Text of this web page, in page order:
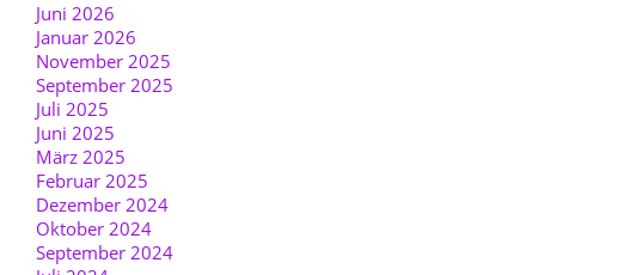
Juni 2026
Januar 2026
November 2025
September 2025
Juli 2025
Juni 2025
März 2025
Februar 2025
Dezember 2024
Oktober 2024
September 2024